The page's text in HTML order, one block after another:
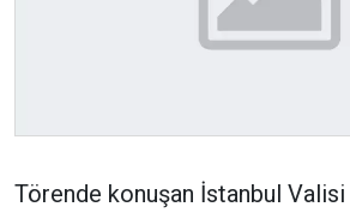
Törende konuşan İstanbul